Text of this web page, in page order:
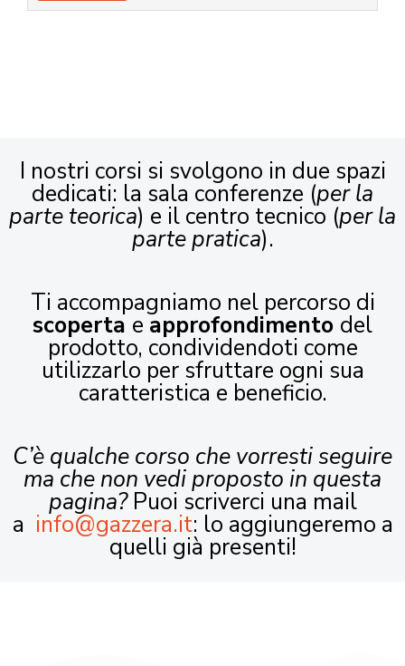
I nostri corsi si svolgono in due spazi
dedicati: la sala conferenze (per la
parte teorica) e il centro tecnico (per la
parte pratica).
Ti accompagniamo nel percorso di
scoperta e approfondimento del
prodotto, condividendoti come
utilizzarlo per sfruttare ogni sua
caratteristica e beneficio.
C’è qualche corso che vorresti seguire
ma che non vedi proposto in questa
pagina?Puoi scriverci una mail
a info@gazzera.it: lo aggiungeremo a
quelli già presenti!